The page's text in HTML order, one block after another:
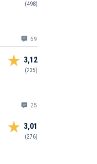
(498)
69
3,12
(235)
25
3,01
(276)